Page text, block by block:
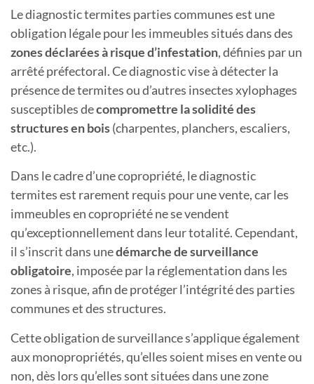
Le diagnostic termites parties communes est une
obligation légale pour les immeubles situés dans des
zones déclarées à risque d’infestation, définies par un
arrêté préfectoral. Ce diagnostic vise à détecter la
présence de termites ou d’autres insectes xylophages
susceptibles decompromettre la solidité des
structures en bois(charpentes, planchers, escaliers,
etc.).
Dans le cadre d’une copropriété, le diagnostic
termites est rarement requis pour une vente, car les
immeubles en copropriété ne se vendent
qu’exceptionnellement dans leur totalité. Cependant,
il s’inscrit dans unedémarche de surveillance
obligatoire, imposée par la réglementation dans les
zones à risque, afin de protéger l’intégrité des parties
communes et des structures.
Cette obligation de surveillance s’applique également
aux monopropriétés, qu’elles soient mises en vente ou
non, dès lors qu’elles sont situées dans une zone